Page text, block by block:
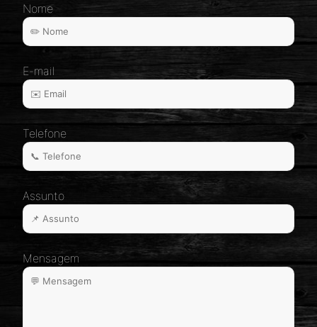
Nome
E-mail
Telefone
Assunto
Mensagem